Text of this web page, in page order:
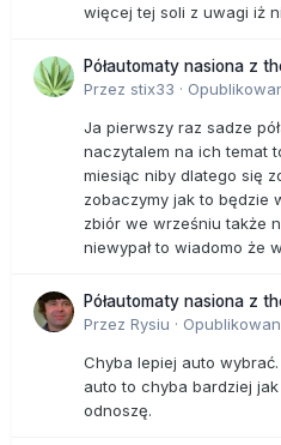
więcej tej soli z uwagi iż
Półautomaty nasiona z
Przez stix33 ·
Ja pierwszy raz sadze
naczytalem na ich temat
miesiąc niby dlatego się
zobaczymy jak to będzie
zbiór we wrześniu także
niewypał to wiadomo że
Półautomaty nasiona z
Przez Rysiu ·
Chyba lepiej auto wybrać.
auto to chyba bardziej
odnoszę.